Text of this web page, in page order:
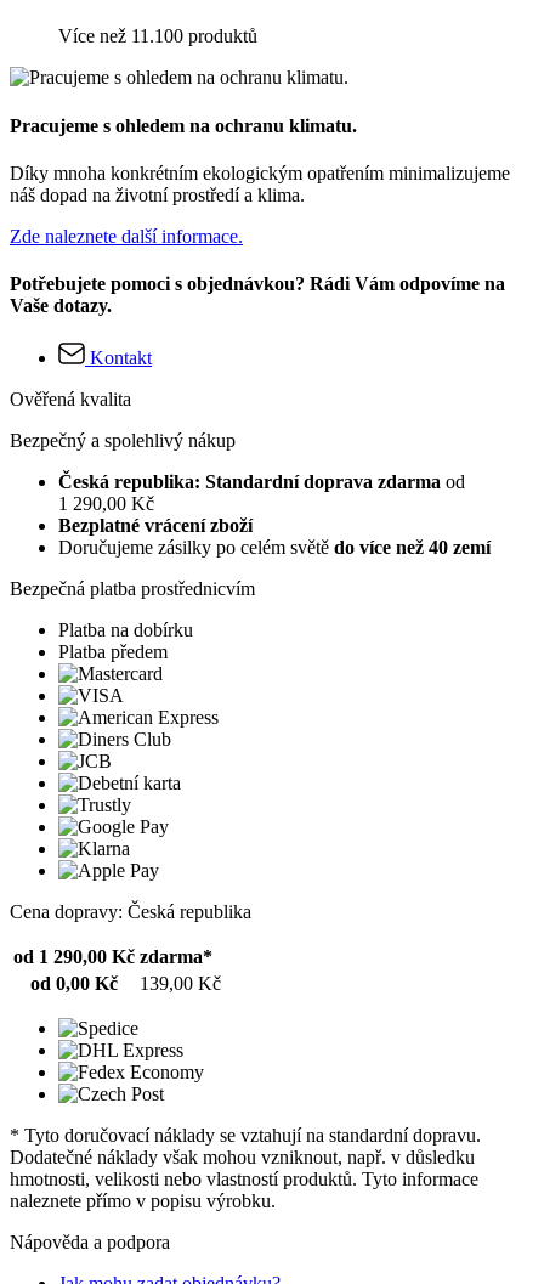
Více než 11.100 produktů
Pracujeme s ohledem na ochranu klimatu.
Díky mnoha konkrétním ekologickým opatřením minimalizujeme
náš dopad na životní prostředí a klima.
Zde naleznete další informace.
Potřebujete pomoci s objednávkou? Rádi Vám odpovíme na
Vaše dotazy.
Kontakt
Ověřená kvalita
Bezpečný a spolehlivý nákup
Česká republika: Standardní doprava zdarma od
1 290,00 Kč
Bezplatné vrácení zboží
Doručujeme zásilky po celém světě do více než 40 zemí
Bezpečná platba prostřednicvím
Platba na dobírku
Platba předem
Cena dopravy: Česká republika
od 1 290,00 Kč zdarma*
od 0,00 Kč
139,00 Kč
* Tyto doručovací náklady se vztahují na standardní dopravu.
Dodatečné náklady však mohou vzniknout, např. v důsledku
hmotnosti, velikosti nebo vlastností produktů. Tyto informace
naleznete přímo v popisu výrobku.
Nápověda a podpora